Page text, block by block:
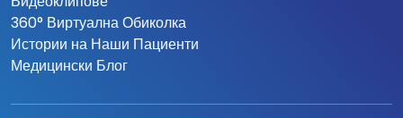
360° Виртуална Обиколка
Истории на Наши Пациенти
Медицински Блог